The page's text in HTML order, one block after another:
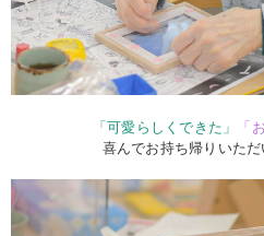
「可愛らしくできた」 「
喜んでお持ち帰りいた